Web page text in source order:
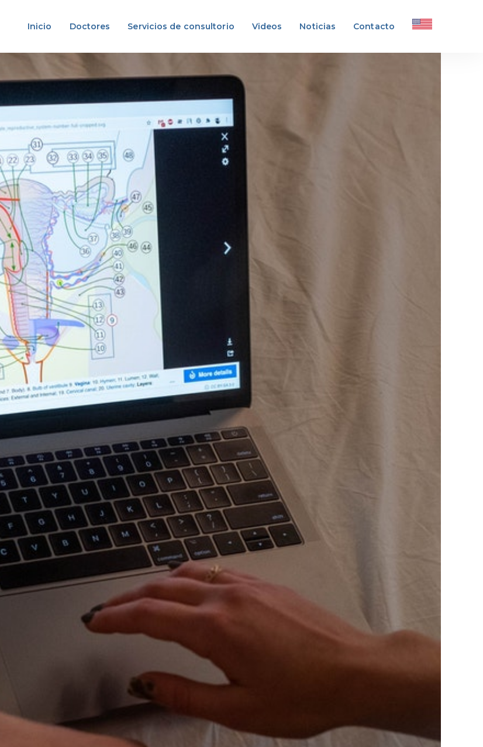
Inicio Doctores Servicios de consultorio Videos Noticias Contacto